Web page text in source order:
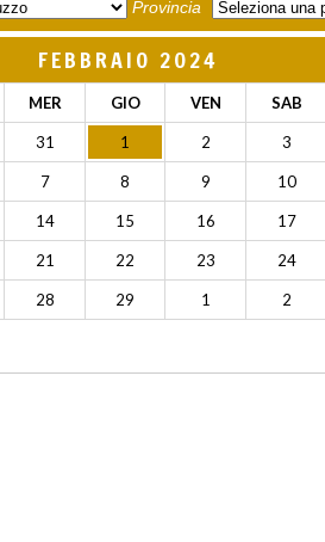
Provincia
FEBBRAIO 2024
MER GIO VEN SAB
31 1 2 3
7 8 9 10
14 15 16 17
21 22 23 24
28 29 1 2